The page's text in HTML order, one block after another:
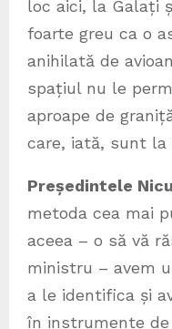
loc aici, la Galați
foarte greu ca o
anihilată de
spațiul nu le
aproape de
care, iată, sunt
Președintele
metoda cea mai
aceea – o să vă
ministru – avem
a le identifica și
în instrumente